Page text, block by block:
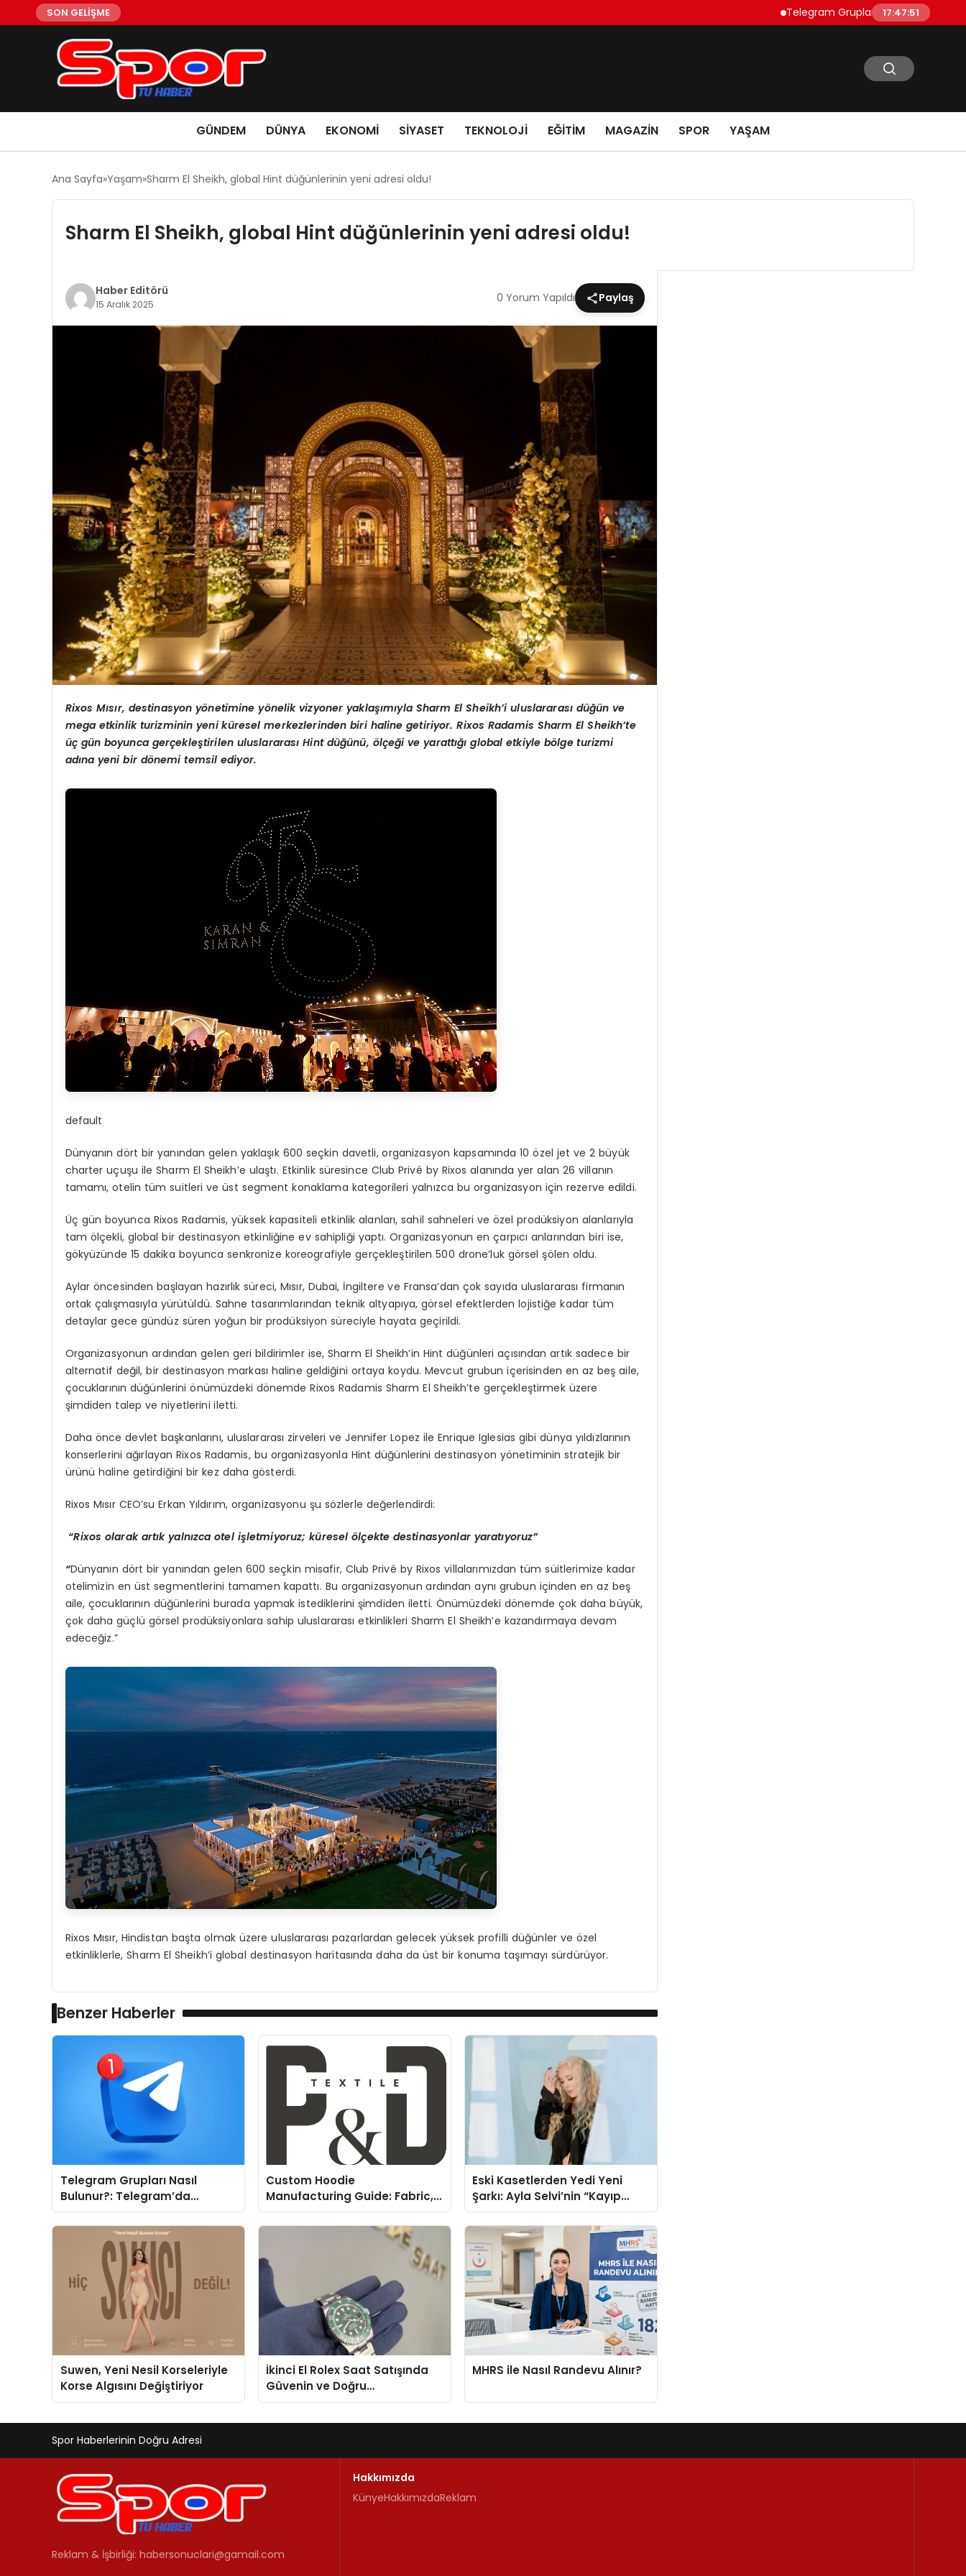
SON GELİŞME Telegram Grupları Nasıl Bulunur?:
17:47:52
GÜNDEM DÜNYA EKONOMI SIYASET TEKNOLOJI EĞITIM MAGAZIN SPOR YAŞAM
Ana Sayfa Yaşam Sharm El Sheikh, global Hint düğünlerinin yeni adresi oldu!
Sharm El Sheikh, global Hint düğünlerinin yeni adresi oldu!
Haber Editörü
15 Aralık 2025 0 Yorum Yapıldı Paylaş
Rixos Mısır, destinasyon yönetimine yönelik vizyoner yaklaşımıyla Sharm El Sheikh’i uluslararası düğün ve
mega etkinlik turizminin yeni küresel merkezlerinden biri haline getiriyor. Rixos Radamis Sharm El Sheikh’te
üç gün boyunca gerçekleştirilen uluslararasıHint düğünü, ölçeği ve yarattığı global etkiyle bölge turizmi
adına yeni bir dönemi temsil ediyor.
default
Dünyanın dört bir yanından gelen yaklaşık 600 seçkin davetli, organizasyon kapsamında 10 özel jet ve 2 büyük
charter uçuşu ile Sharm El Sheikh’e ulaştı. Etkinlik süresince Club Privé by Rixos alanında yer alan 26 villanın
tamamı, otelin tüm suitleri ve üst segment konaklama kategorileri yalnızca bu organizasyon için rezerve edildi.
Üç gün boyunca Rixos Radamis, yüksek kapasiteli etkinlik alanları, sahil sahneleri ve özel prodüksiyon alanlarıyla
tam ölçekli, global bir destinasyon etkinliğine ev sahipliği yaptı. Organizasyonun en çarpıcı anlarından biri ise,
gökyüzünde 15 dakika boyunca senkronize koreografiyle gerçekleştirilen 500 drone’luk görsel şölen oldu.
Aylar öncesinden başlayan hazırlık süreci, Mısır, Dubai, İngiltere ve Fransa’dan çok sayıda uluslararası firmanın
ortak çalışmasıyla yürütüldü. Sahne tasarımlarından teknik altyapıya, görsel efektlerden lojistiğe kadar tüm
detaylar gece gündüz süren yoğun bir prodüksiyon süreciyle hayata geçirildi.
Organizasyonun ardından gelen geri bildirimler ise, Sharm El Sheikh’in Hint düğünleri açısından artık sadece bir
alternatif değil, bir destinasyon markası haline geldiğini ortaya koydu. Mevcut grubun içerisinden en az beş aile,
çocuklarının düğünlerini önümüzdeki dönemde Rixos Radamis Sharm El Sheikh’te gerçekleştirmek üzere
şimdiden talep ve niyetlerini iletti.
Daha önce devlet başkanlarını, uluslararası zirveleri ve Jennifer Lopez ile Enrique Iglesias gibi dünya yıldızlarının
konserlerini ağırlayan Rixos Radamis, bu organizasyonla Hint düğünlerini destinasyon yönetiminin stratejik bir
ürünü haline getirdiğini bir kez daha gösterdi.
Rixos Mısır CEO’su Erkan Yıldırım, organizasyonu şu sözlerle değerlendirdi:
“Rixos olarak artık yalnızca otel işletmiyoruz; küreselölçekte destinasyonlar yaratıyoruz”
“Dünyanın dört bir yanından gelen 600 seçkin misafir, Club Privé by Rixos villalarımızdan tüm süitlerimize kadar
otelimizin en üst segmentlerini tamamen kapattı. Bu organizasyonun ardından aynı grubun içinden en az beş
aile, çocuklarının düğünlerini burada yapmak istediklerini şimdiden iletti. Önümüzdeki dönemde çok daha büyük,
çok daha güçlü görsel prodüksiyonlara sahip uluslararası etkinlikleri Sharm El Sheikh’e kazandırmaya devam
edeceğiz.”
Rixos Mısır, Hindistan başta olmak üzere uluslararası pazarlardan gelecek yüksek profilli düğünler ve özel
etkinliklerle, Sharm El Sheikh’i global destinasyon haritasında daha da üst bir konuma taşımayı sürdürüyor.
Benzer Haberler
Telegram Grupları Nasıl
Bulunur?: Telegram’da
Topluluk Deneyimini
Geliştirmek
Custom Hoodie
Manufacturing Guide: Fabric,
Fit and Printing Options
Eski Kasetlerden Yedi Yeni
Şarkı: Ayla Selvi’nin “Kayıp
Kasetler 1” Albümü 31
Temmuz’da Çıktı
Suwen, Yeni Nesil Korseleriyle
Korse Algısını Değiştiriyor
İkinci El Rolex Saat Satışında
Güvenin ve Doğru
Değerlemenin Adresi
MHRS ile Nasıl Randevu Alınır?
Spor Haberlerinin Doğru Adresi
Reklam & İşbirliği: habersonuclari@gamail.com
Hakkımızda
KünyeHakkımızdaReklam